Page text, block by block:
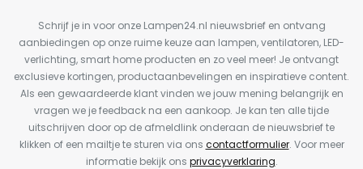
Schrijf je in voor onze Lampen24.nl nieuwsbrief en ontvang
aanbiedingen op onze ruime keuze aan lampen, ventilatoren, LED-
verlichting, smart home producten en zo veel meer! Je ontvangt
exclusieve kortingen, productaanbevelingen en inspiratieve content.
Als een gewaardeerde klant vinden we jouw mening belangrijk en
vragen we je feedback na een aankoop. Je kan ten alle tijde
uitschrijven door op de afmeldlink onderaan de nieuwsbrief te
klikken of een mailtje te sturen via ons contactformulier. Voor meer
informatie bekijk ons privacyverklaring.